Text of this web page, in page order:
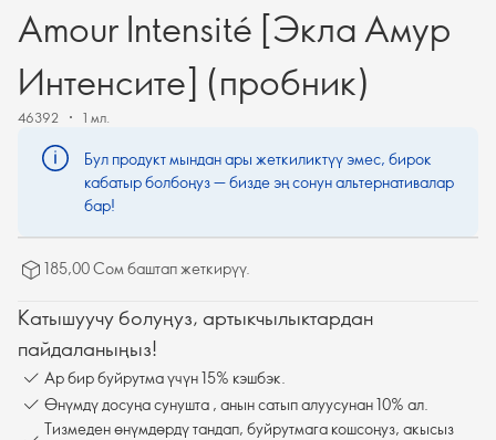
Amour Intensité [Экла Амур
Интенсите] (пробник)
46392 1 мл.
Бул продукт мындан ары жеткиликтүү эмес, бирок
кабатыр болбоңуз — бизде эң сонун альтернативалар
бар!
185,00 Сом баштап жеткирүү.
Катышуучу болуңуз, артыкчылыктардан
пайдаланыңыз!
Ар бир буйрутма үчүн 15% кэшбэк.
Өнүмдү досуңа сунушта , анын сатып алуусунан 10% ал.
Тизмеден өнүмдөрдү тандап, буйрутмага кошсоңуз, акысыз